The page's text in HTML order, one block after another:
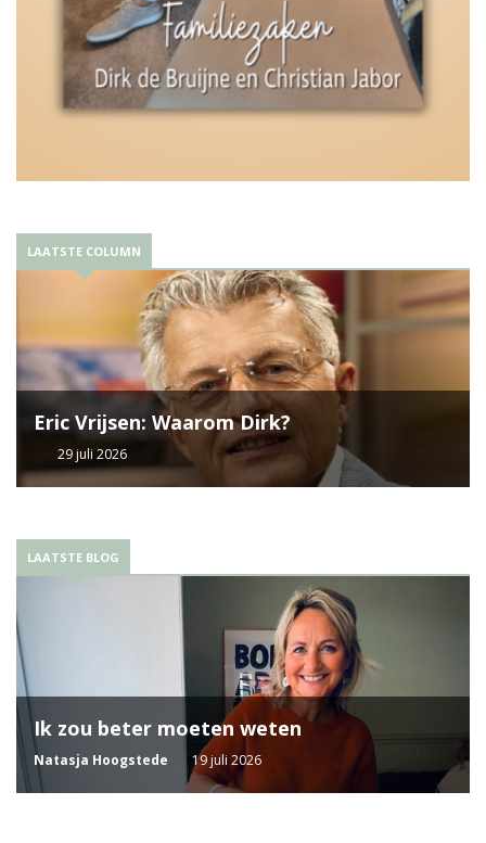
LAATSTE COLUMN
Eric Vrijsen: Waarom Dirk?
29 juli 2026
LAATSTE BLOG
Ik zou beter moeten weten
Natasja Hoogstede 19 juli 2026